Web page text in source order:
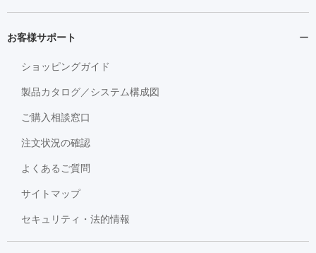
お客様サポート
ショッピングガイド
製品カタログ／システム構成図
ご購入相談窓口
注文状況の確認
よくあるご質問
サイトマップ
セキュリティ・法的情報